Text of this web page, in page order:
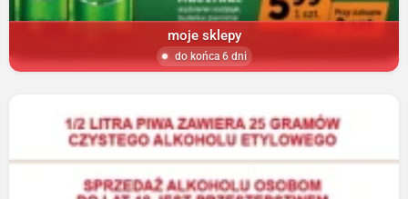
moje sklepy
do końca 6 dni